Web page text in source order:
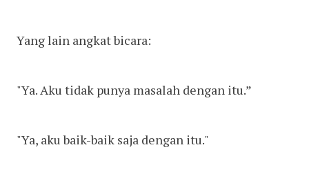
Yang lain angkat bicara:
"Ya. Aku tidak punya masalah dengan itu.”
"Ya, aku baik-baik saja dengan itu."